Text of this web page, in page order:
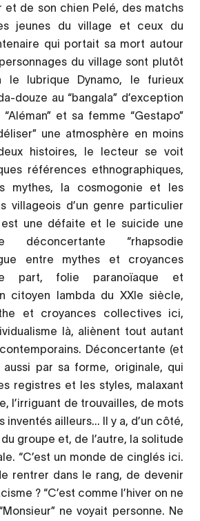
et de son chien Pelé, des matchs
jeunes du village et ceux du
qui portait sa mort autour
du village sont plutôt
le lubrique Dynamo, le furieux
douze au “bangala” d’exception
et sa femme “Gestapo”
une atmosphère en moins
histoires, le lecteur se voit
références ethnographiques,
mythes, la cosmogonie et les
villageois d’un genre particulier
une défaite et le suicide une
déconcertante “rhapsodie
entre mythes et croyances
part, folie paranoïaque et
citoyen lambda du XXIe siècle,
et croyances collectives ici,
là, aliènent tout autant
Déconcertante (et
aussi par sa forme, originale, qui
registres et les styles, malaxant
l’irriguant de trouvailles, de mots
inventés ailleurs... Il y a, d’un côté,
groupe et, de l’autre, la solitude
“C’est un monde de cinglés ici.
rentrer dans le rang, de devenir
? “C’est comme l’hiver on ne
ne voyait personne. Ne